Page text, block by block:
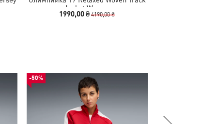
Jacket Women
1990,00 ₴4190,00 ₴
-50%